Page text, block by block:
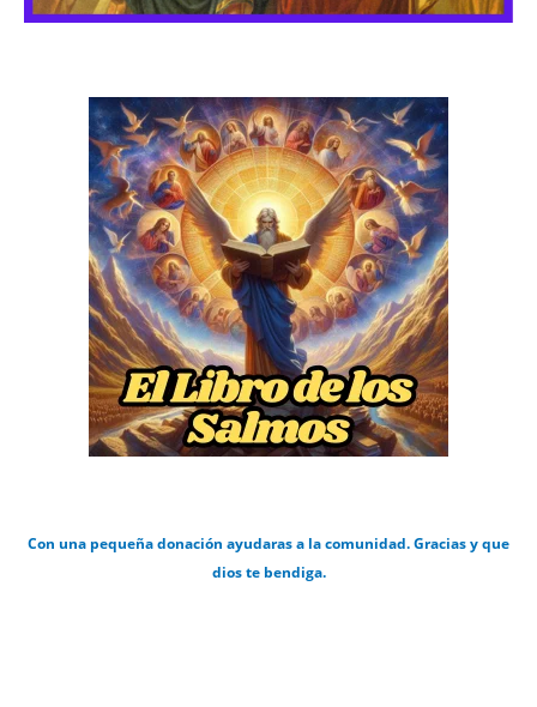
Con una pequeña donación ayudaras a la comunidad. Gracias y que
dios te bendiga.